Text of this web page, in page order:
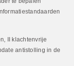
II klachtenvrije
antistolling in de